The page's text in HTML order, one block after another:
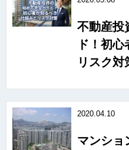
不動産投
ド！初
リスク対
2020.04.10
マンショ